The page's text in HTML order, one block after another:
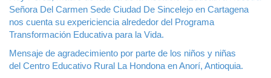
Señora Del Carmen Sede Ciudad De Sincelejo en Cartagena
nos cuenta su expericiencia alrededor del Programa
Transformación Educativa para la Vida.
Mensaje de agradecimiento por parte de los niños y niñas
del Centro Educativo Rural La Hondona en Anorí, Antioquia.